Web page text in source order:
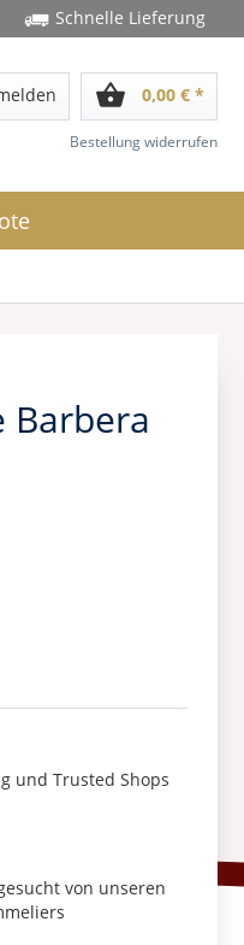
Schnelle Lieferung
shopping_basket 0,00 € *
Bestellung widerrufen
Barbera
und Trusted Shops
von unseren